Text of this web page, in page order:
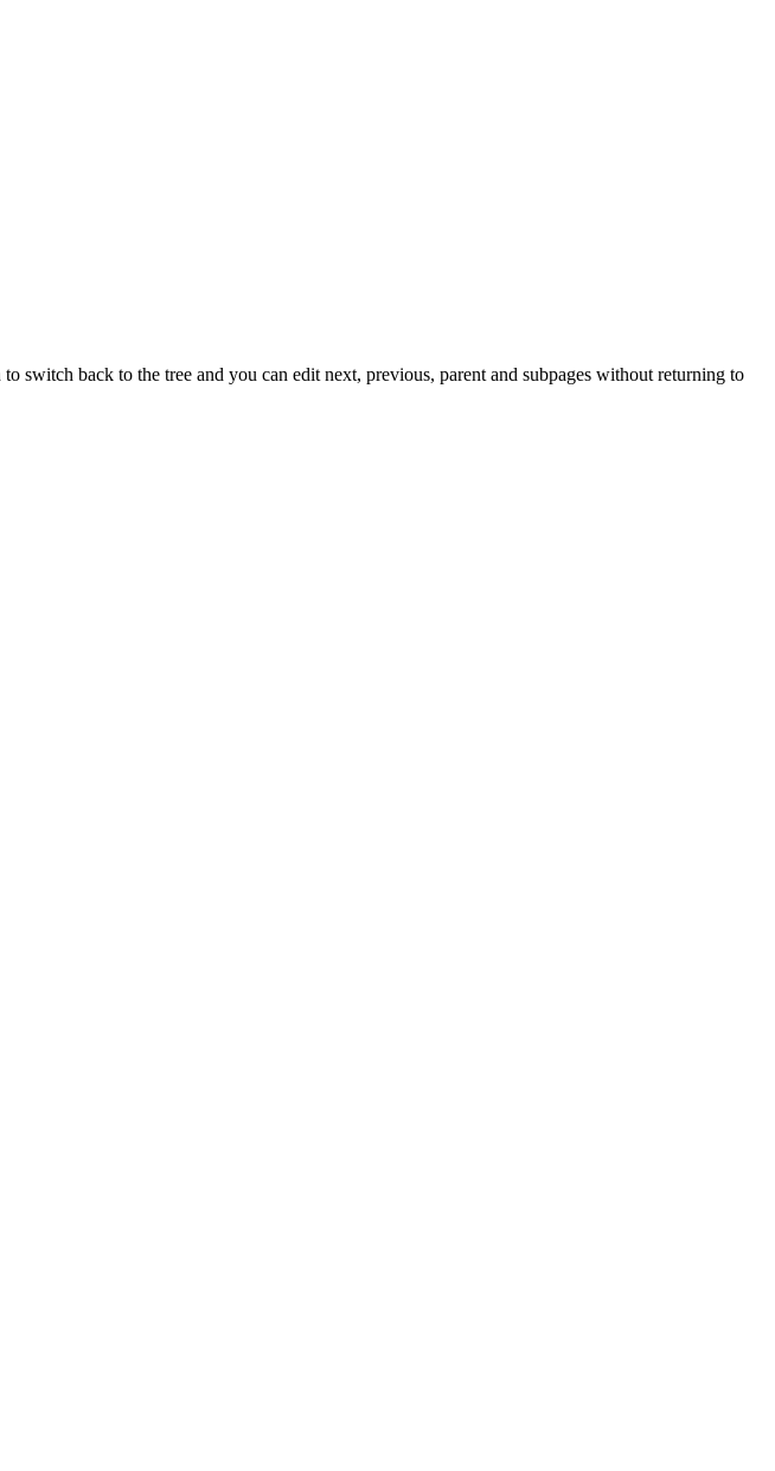
switch back to the tree and you can edit next, previous, parent and subpages without returning to